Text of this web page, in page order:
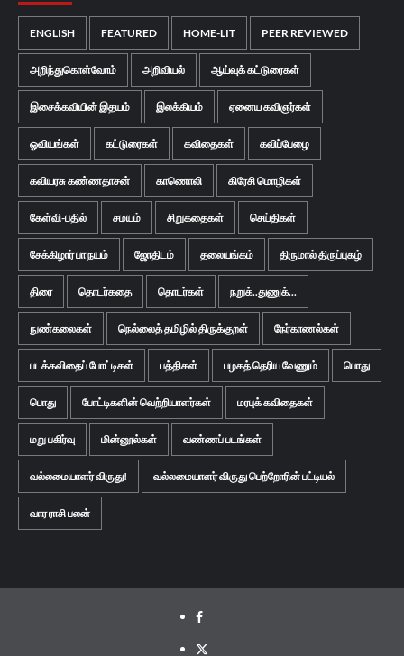
ENGLISH FEATURED HOME-LIT PEER REVIEWED
அறிந்துகொள்வோம் அறிவியல் ஆய்வுக் கட்டுரைகள்
இசைக்கவியின் இதயம் இலக்கியம் ஏனைய கவிஞர்கள்
ஓவியங்கள் கட்டுரைகள் கவிதைகள் கவிப்பேழை
கவியரசு கண்ணதாசன் காணொலி கிரேசி மொழிகள்
கேள்வி-பதில் சமயம் சிறுகதைகள் செய்திகள்
சேக்கிழார் பா நயம் ஜோதிடம் தலையங்கம் திருமால் திருப்புகழ்
திரை தொடர்கதை தொடர்கள் நறுக்..துணுக்...
நுண்கலைகள் நெல்லைத் தமிழில் திருக்குறள் நேர்காணல்கள்
படக்கவிதைப் போட்டிகள் பத்திகள் பழகத் தெரிய வேணும் பொது
பொது போட்டிகளின் வெற்றியாளர்கள் மரபுக் கவிதைகள்
மறு பகிர்வு மின்னூல்கள் வண்ணப் படங்கள்
வல்லமையாளர் விருது! வல்லமையாளர் விருது பெற்றோரின் பட்டியல்
வார ராசி பலன்
Facebook
Twitter